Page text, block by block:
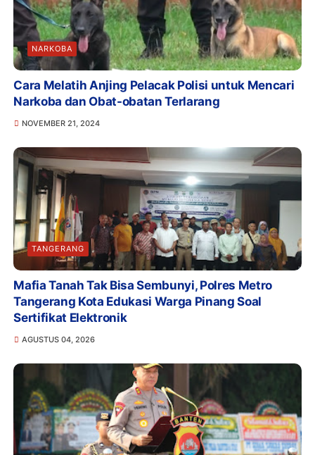
NARKOBA
Cara Melatih Anjing Pelacak Polisi untuk Mencari
Narkoba dan Obat-obatan Terlarang
NOVEMBER 21, 2024
TANGERANG
Mafia Tanah Tak Bisa Sembunyi, Polres Metro
Tangerang Kota Edukasi Warga Pinang Soal
Sertifikat Elektronik
AGUSTUS 04, 2026